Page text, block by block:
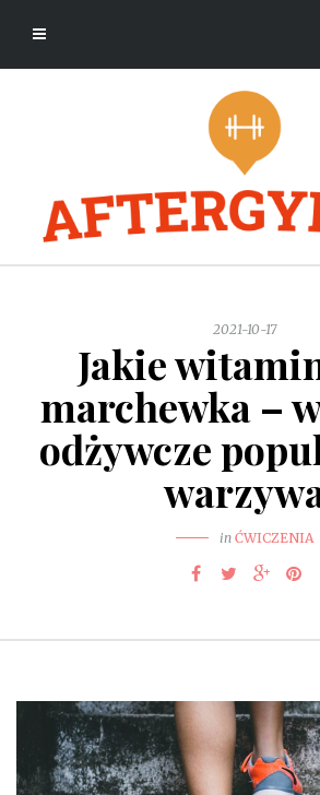
2021-10-17
Jakie
marchewka –
odżywcze
in ĆWICZENIA